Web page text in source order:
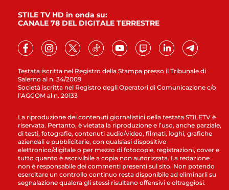
Testata iscritta nel Registro della Stampa presso il Tribunale di
Salerno al n. 34/2009
Società iscritta nel Registro degli Operatori di Comunicazione c/o
l’AGCOM al n. 20133
STILE TV HD in onda su:
CANALE 78 DEL DIGITALE TERRESTRE
La riproduzione dei contenuti giornalistici della testata STILETV è
riservata. Pertanto, è vietata la riproduzione e l’uso, anche parziale,
di testi, fotografie, contenuti audio/video, filmati, loghi, grafiche
aziendali e pubblicitarie, con qualsiasi dispositivo
elettronico/digitale o per mezzo di fotocopie, registrazioni, cover e
tutto quanto è ascrivibile a copia non autorizzata. La redazione
non è responsabile dei commenti presenti sul sito. Non potendo
esercitare un controllo continuo resta disponibile ad eliminarli su
segnalazione qualora gli stessi risultano offensivi e oltraggiosi.